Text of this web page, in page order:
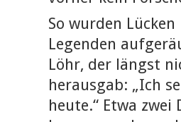
So wurden
Legenden
Löhr, der längst
herausgab: „Ich
heute.“ Etwa